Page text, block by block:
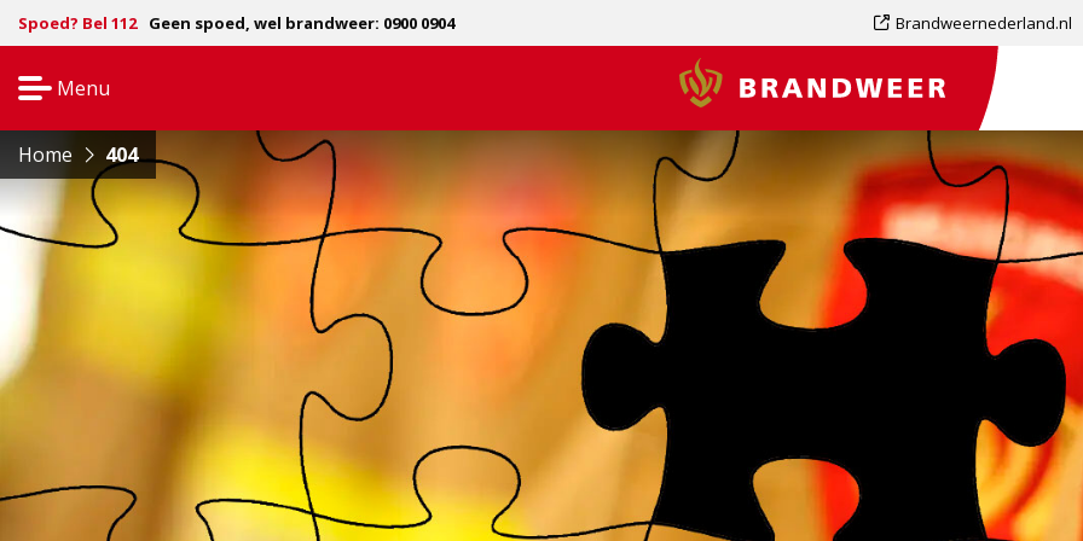
Spoed? Bel 112 Geen spoed, wel brandweer: 0900 0904 Dit
externe
pagina
Brandweernederland.nl
Menu
navigatie
Brandweer
Home 404